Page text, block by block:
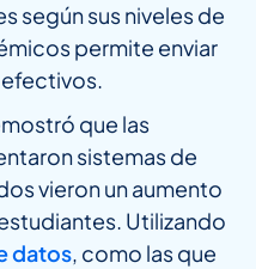
según sus niveles de
permite enviar
efectivos.
que las
sistemas de
vieron un aumento
Utilizando
datos, como las que